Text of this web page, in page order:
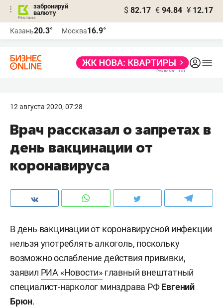
забронируй
валюту
$ 82.17 € 94.84 ¥ 12.17
Казань20.3° Москва16.9°
12 августа 2020, 07:28
Врач рассказал о запретах в
день вакцинации от
коронавируса
В день вакцинации от коронавирусной инфекции
нельзя употреблять алкоголь, поскольку
возможно ослабление действия прививки,
заявил РИА «Новости» главный внештатный
специалист-нарколог минздрава РФЕвгений
Брюн.